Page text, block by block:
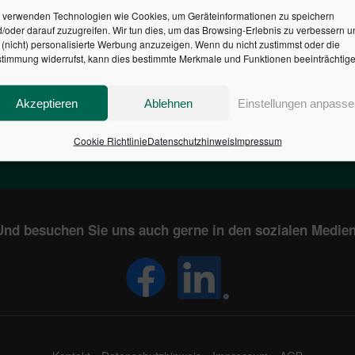
verwenden Technologien wie Cookies, um Geräteinformationen zu speichern
oder darauf zuzugreifen. Wir tun dies, um das Browsing-Erlebnis zu verbessern
personalisierte Werbung anzuzeigen. Wenn du nicht zustimmst oder die
widerrufst, kann dies bestimmte Merkmale und Funktionen
Akzeptieren Ablehnen Einstellungen
Cookie RichtlinieDatenschutzhinweisImpressum
DES BUNDES DER
€
IN DEUTSCHLAND
besuchen Sie uns auch gerne in den sozialen